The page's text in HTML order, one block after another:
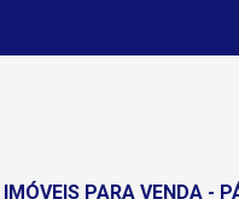
PARA VENDA -